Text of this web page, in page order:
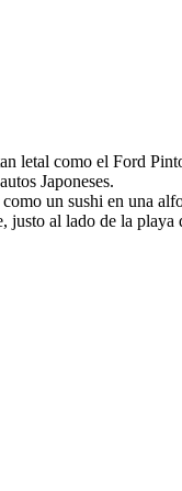
letal como el Ford
Japoneses.
un sushi en una
al lado de la